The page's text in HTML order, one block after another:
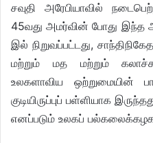
சவுதி அரேபியாவில்
45வது அமர்வின் போது இந்த
இல் நிறுவப்பட்டது,
மற்றும் மத மற்றும்
உலகளாவிய ஒற்றுமையின்
குடியிருப்புப் பள்ளியாக
எனப்படும் உலகப்